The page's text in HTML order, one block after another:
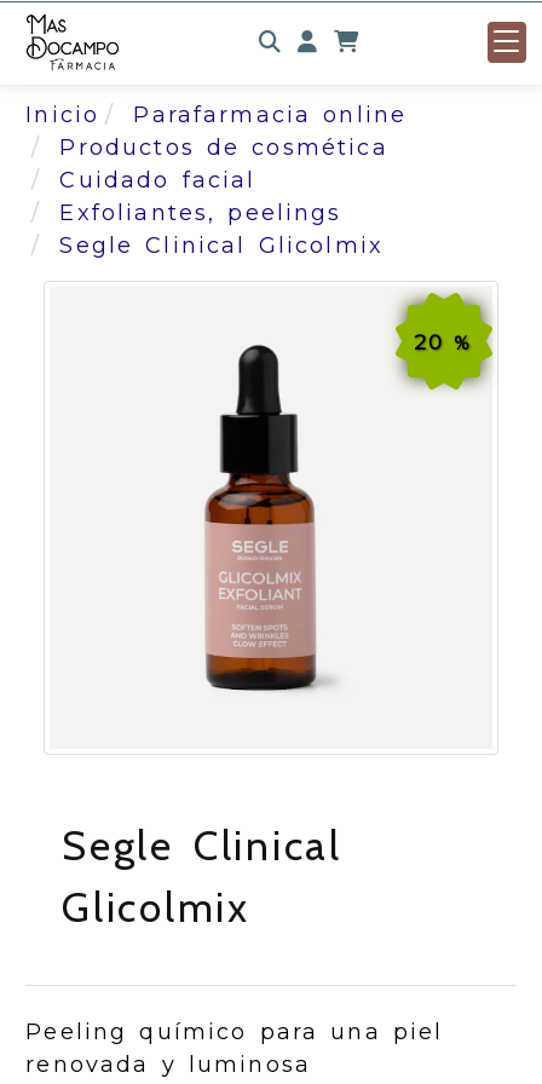
Identifícate
Inicio
Parafarmacia online
Productos de cosmética
Cuidado facial
Exfoliantes, peelings
Segle Clinical Glicolmix
20 %
Segle Clinical
Glicolmix
Peeling químico para una piel
renovada y luminosa